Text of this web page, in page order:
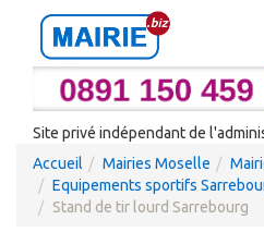
Site privé indépendant de
Accueil
Mairies Moselle
Equipements sportifs
Stand de tir lourd Sarrebourg